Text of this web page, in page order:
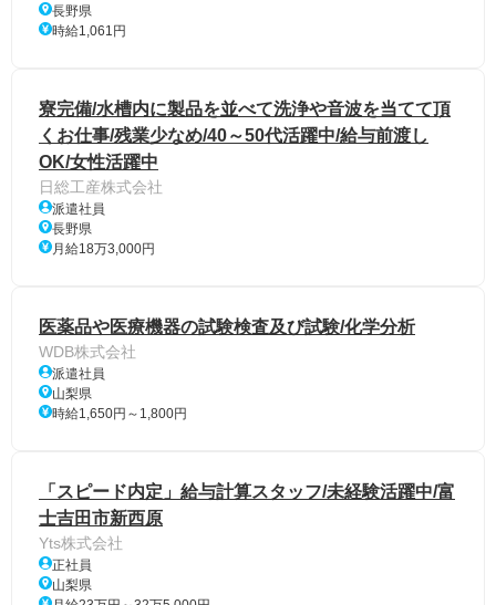
長野県
時給1,061円
寮完備/水槽内に製品を並べて洗浄や音波を当てて頂
くお仕事/残業少なめ/40～50代活躍中/給与前渡し
OK/女性活躍中
日総工産株式会社
派遣社員
長野県
月給18万3,000円
医薬品や医療機器の試験検査及び試験/化学分析
WDB株式会社
派遣社員
山梨県
時給1,650円～1,800円
「スピード内定」給与計算スタッフ/未経験活躍中/富
士吉田市新西原
Yts株式会社
正社員
山梨県